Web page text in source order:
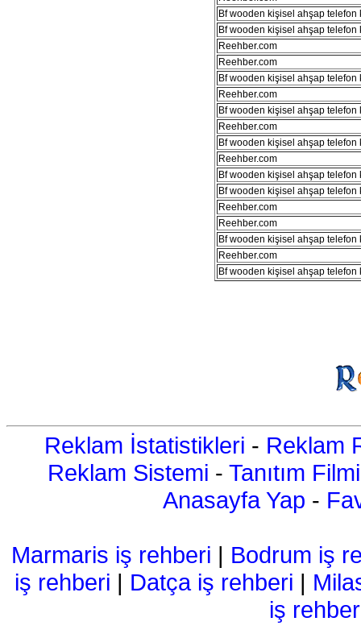
Bf wooden kişisel ahşap telefon
Bf wooden kişisel ahşap telefon
Reehber.com
Reehber.com
Bf wooden kişisel ahşap telefon
Reehber.com
Bf wooden kişisel ahşap telefon
Reehber.com
Bf wooden kişisel ahşap telefon
Reehber.com
Bf wooden kişisel ahşap telefon
Bf wooden kişisel ahşap telefon
Reehber.com
Reehber.com
Bf wooden kişisel ahşap telefon
Reehber.com
Bf wooden kişisel ahşap telefon
Reklam İstatistikleri - Reklam
Reklam Sistemi - Tanıtım Filmi
Anasayfa Yap -
Marmaris iş rehberi | Bodrum iş
iş rehberi | Datça iş rehberi |
iş